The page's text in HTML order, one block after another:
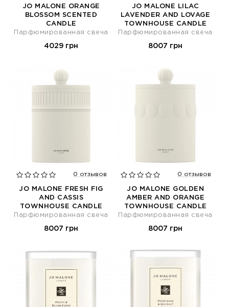
JO MALONE ORANGE
BLOSSOM SCENTED
CANDLE
Парфюмированная свеча
4029 грн
JO MALONE LILAC
LAVENDER AND LOVAGE
TOWNHOUSE CANDLE
Парфюмированная свеча
8007 грн
0 отзывов
JO MALONE FRESH FIG
AND CASSIS
TOWNHOUSE CANDLE
Парфюмированная свеча
8007 грн
0 отзывов
JO MALONE GOLDEN
AMBER AND ORANGE
TOWNHOUSE CANDLE
Парфюмированная свеча
8007 грн